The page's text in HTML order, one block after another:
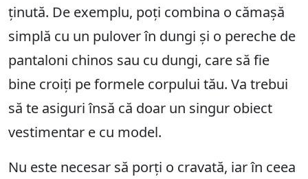
ținută. De exemplu, poți combina o cămașă
simplă cu un pulover în dungi și o pereche de
pantaloni chinos sau cu dungi, care să fie
bine croiți pe formele corpului tău. Va trebui
să te asiguri însă că doar un singur obiect
vestimentar e cu model.
Nu este necesar să porți o cravată, iar în ceea